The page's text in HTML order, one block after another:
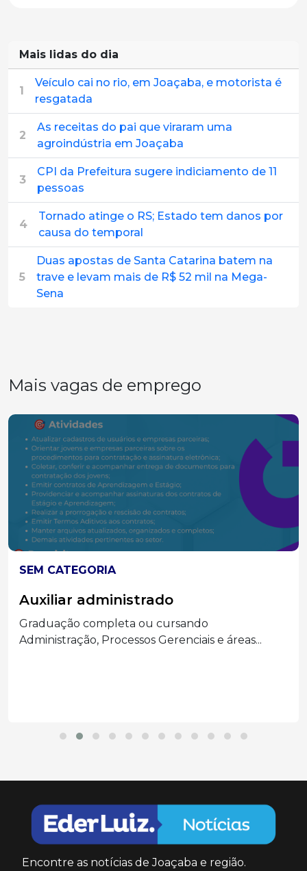
Mais lidas do dia
1
Veículo cai no rio, em Joaçaba, e motorista é
resgatada
2
As receitas do pai que viraram uma
agroindústria em Joaçaba
3
CPI da Prefeitura sugere indiciamento de 11
pessoas
4
Tornado atinge o RS; Estado tem danos por
causa do temporal
5
Duas apostas de Santa Catarina batem na
trave e levam mais de R$ 52 mil na Mega-
Sena
Mais vagas de emprego
SEM CATEGORIA
Auxiliar administrado
Graduação completa ou cursando
Administração, Processos Gerenciais e áreas...
Encontre as notícias de Joaçaba e região.